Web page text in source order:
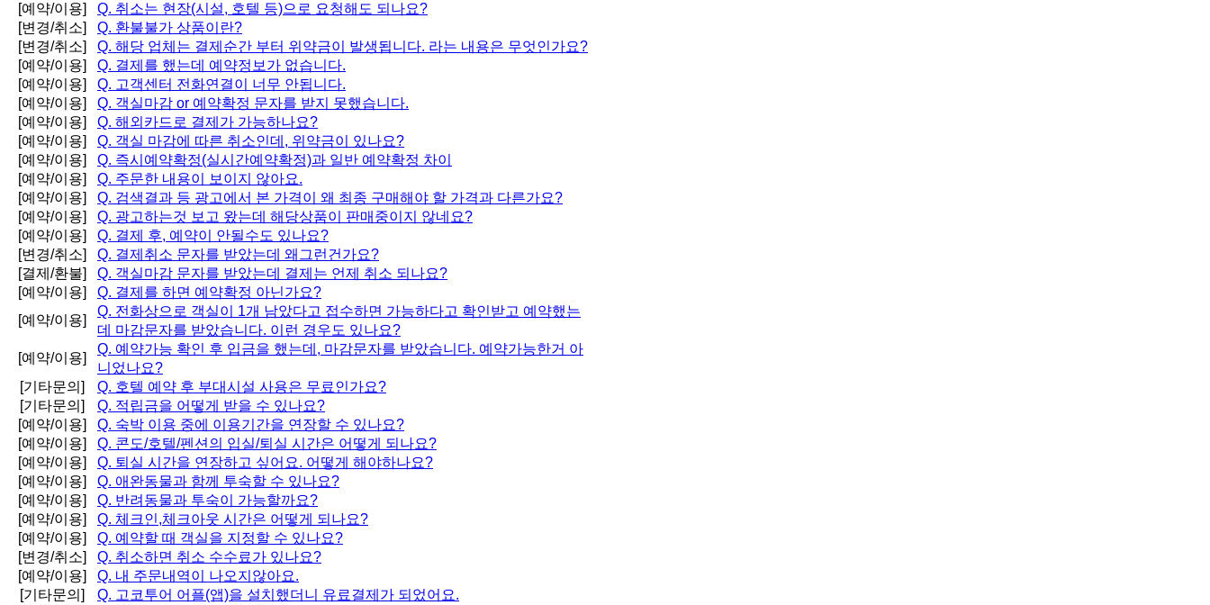
[예약/이용]
Q. 취소는 현장(시설, 호텔 등)으로 요청해도 되나요?
[변경/취소]
Q. 환불불가 상품이란?
[변경/취소]
Q. 해당 업체는 결제순간 부터 위약금이 발생됩니다. 라는 내용은 무엇인가요?
[예약/이용]
Q. 결제를 했는데 예약정보가 없습니다.
[예약/이용]
Q. 고객센터 전화연결이 너무 안됩니다.
[예약/이용]
Q. 객실마감 or 예약확정 문자를 받지 못했습니다.
[예약/이용]
Q. 해외카드로 결제가 가능하나요?
[예약/이용]
Q. 객실 마감에 따른 취소인데, 위약금이 있나요?
[예약/이용]
Q. 즉시예약확정(실시간예약확정)과 일반 예약확정 차이
[예약/이용]
Q. 주문한 내용이 보이지 않아요.
[예약/이용]
Q. 검색결과 등 광고에서 본 가격이 왜 최종 구매해야 할 가격과 다른가요?
[예약/이용]
Q. 광고하는것 보고 왔는데 해당상품이 판매중이지 않네요?
[예약/이용]
Q. 결제 후, 예약이 안될수도 있나요?
[변경/취소]
Q. 결제취소 문자를 받았는데 왜그런건가요?
[결제/환불]
Q. 객실마감 문자를 받았는데 결제는 언제 취소 되나요?
[예약/이용]
Q. 결제를 하면 예약확정 아닌가요?
[예약/이용]
Q. 전화상으로 객실이 1개 남았다고 접수하면 가능하다고 확인받고 예약했는
데 마감문자를 받았습니다. 이런 경우도 있나요?
[예약/이용]
Q. 예약가능 확인 후 입금을 했는데, 마감문자를 받았습니다. 예약가능한거 아
니었나요?
[기타문의]
Q. 호텔 예약 후 부대시설 사용은 무료인가요?
[기타문의]
Q. 적립금을 어떻게 받을 수 있나요?
[예약/이용]
Q. 숙박 이용 중에 이용기간을 연장할 수 있나요?
[예약/이용]
Q. 콘도/호텔/펜션의 입실/퇴실 시간은 어떻게 되나요?
[예약/이용]
Q. 퇴실 시간을 연장하고 싶어요. 어떻게 해야하나요?
[예약/이용]
Q. 애완동물과 함께 투숙할 수 있나요?
[예약/이용]
Q. 반려동물과 투숙이 가능할까요?
[예약/이용]
Q. 체크인,체크아웃 시간은 어떻게 되나요?
[예약/이용]
Q. 예약할 때 객실을 지정할 수 있나요?
[변경/취소]
Q. 취소하면 취소 수수료가 있나요?
[예약/이용]
Q. 내 주문내역이 나오지않아요.
[기타문의]
Q. 고코투어 어플(앱)을 설치했더니 유료결제가 되었어요.